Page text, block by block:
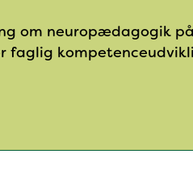
om neuropædagogik
faglig